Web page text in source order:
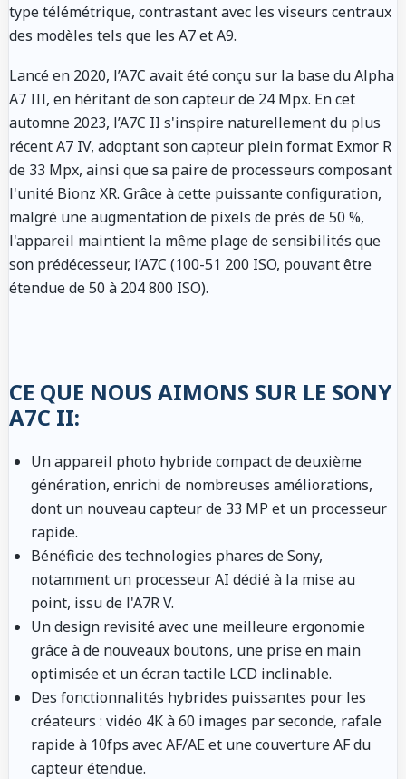
type télémétrique, contrastant avec les viseurs centraux
des modèles tels que les A7 et A9.
Lancé en 2020, l’A7C avait été conçu sur la base du Alpha
A7 III, en héritant de son capteur de 24 Mpx. En cet
automne 2023, l’A7C II s'inspire naturellement du plus
récent A7 IV, adoptant son capteur plein format Exmor R
de 33 Mpx, ainsi que sa paire de processeurs composant
l'unité Bionz XR. Grâce à cette puissante configuration,
malgré une augmentation de pixels de près de 50 %,
l'appareil maintient la même plage de sensibilités que
son prédécesseur, l’A7C (100-51 200 ISO, pouvant être
étendue de 50 à 204 800 ISO).
CE QUE NOUS AIMONS SUR LE SONY
A7C II:
Un appareil photo hybride compact de deuxième
génération, enrichi de nombreuses améliorations,
dont un nouveau capteur de 33 MP et un processeur
rapide.
Bénéficie des technologies phares de Sony,
notamment un processeur AI dédié à la mise au
point, issu de l'A7R V.
Un design revisité avec une meilleure ergonomie
grâce à de nouveaux boutons, une prise en main
optimisée et un écran tactile LCD inclinable.
Des fonctionnalités hybrides puissantes pour les
créateurs : vidéo 4K à 60 images par seconde, rafale
rapide à 10fps avec AF/AE et une couverture AF du
capteur étendue.